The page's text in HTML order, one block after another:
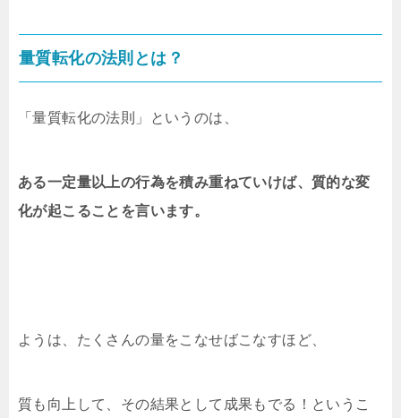
量質転化の法則とは？
「量質転化の法則」というのは、
ある一定量以上の行為を積み重ねていけば、質的な変
化が起こることを言います。
ようは、たくさんの量をこなせばこなすほど、
質も向上して、その結果として成果もでる！というこ